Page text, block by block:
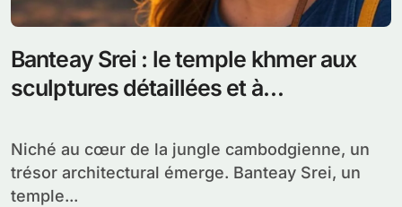
Banteay Srei : le temple khmer aux
sculptures détaillées et à
Niché au cœur de la jungle cambodgienne, un
trésor architectural émerge. Banteay Srei, un
temple...